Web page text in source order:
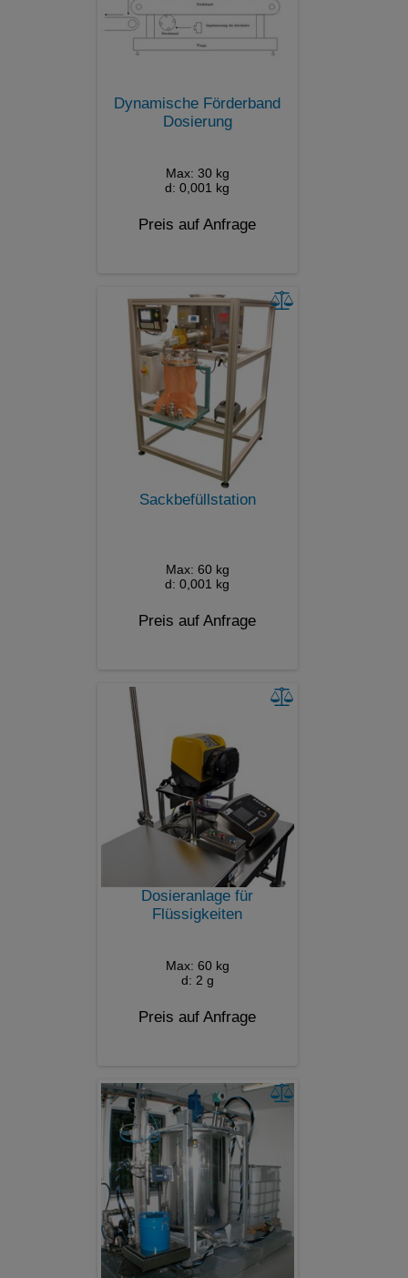
Dynamische Förderband
Dosierung
Max: 30 kg
d: 0,001 kg
Preis auf Anfrage
Sackbefüllstation
Max: 60 kg
d: 0,001 kg
Preis auf Anfrage
Dosieranlage für
Flüssigkeiten
Max: 60 kg
d: 2 g
Preis auf Anfrage